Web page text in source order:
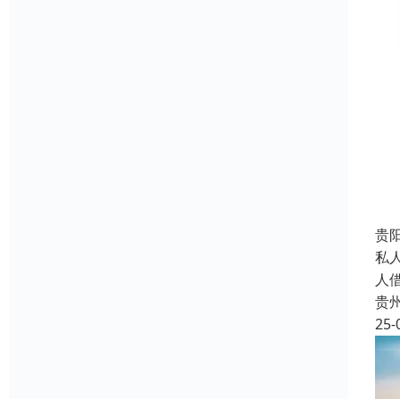
贵
私
人
贵
25-